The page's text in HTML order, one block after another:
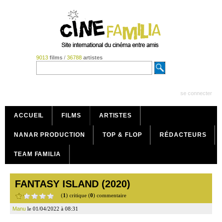
9013 films/ 36788 artistes
se connecter
ACCUEIL FILMS ARTISTES
NANAR PRODUCTION TOP & FLOP RÉDACTEURS
TEAM FAMILIA
FANTASY ISLAND (2020)
(1) critique (0) commentaire
Manu le 01/04/2022 à 08:31